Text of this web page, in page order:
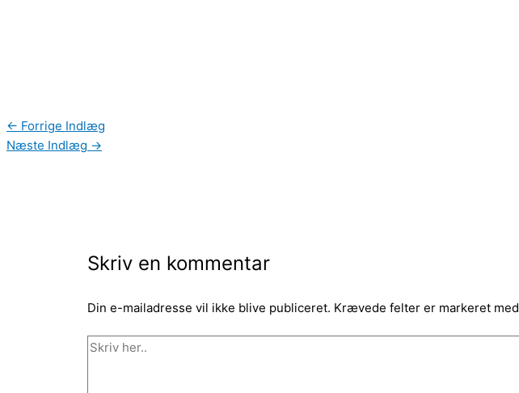
← Forrige Indlæg
Næste Indlæg →
Skriv en kommentar
Din e-mailadresse vil ikke blive publiceret. Krævede felter er markeret med
Skriv